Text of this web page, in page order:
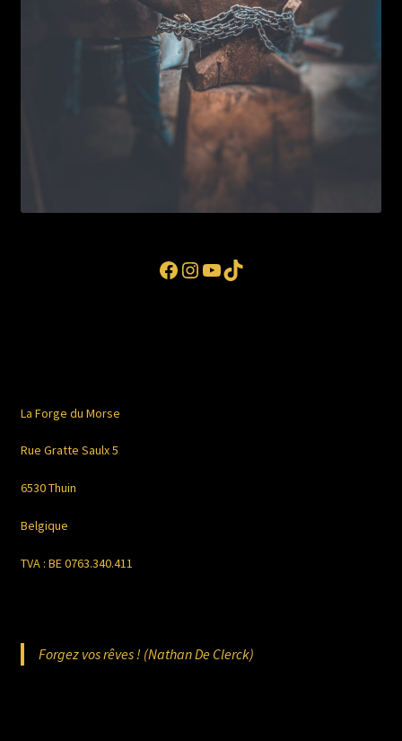
Facebook
Instagram
YouTube
TikTok
La Forge du Morse
Rue Gratte Saulx 5
6530 Thuin
Belgique
TVA : BE 0763.340.411
Forgez vos rêves ! (Nathan De Clerck)